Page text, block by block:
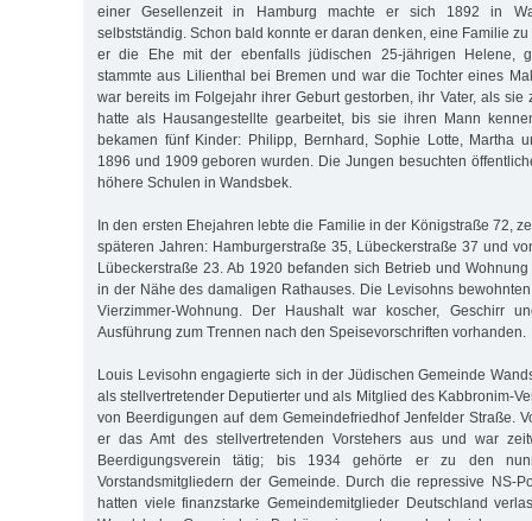
einer Gesellenzeit in Hamburg machte er sich 1892 in
selbstständig. Schon bald konnte er daran denken, eine Familie
er die Ehe mit der ebenfalls jüdischen 25-jährigen Helene,
stammte aus Lilienthal bei Bremen und war die Tochter eines
war bereits im Folgejahr ihrer Geburt gestorben, ihr Vater, als sie
hatte als Hausangestellte gearbeitet, bis sie ihren Mann
bekamen fünf Kinder: Philipp, Bernhard, Sophie Lotte, Martha
1896 und 1909 geboren wurden. Die Jungen besuchten
höhere Schulen in Wandsbek.
In den ersten Ehejahren lebte die Familie in der Königstraße 72,
späteren Jahren: Hamburgerstraße 35, Lübeckerstraße 37 und
Lübeckerstraße 23. Ab 1920 befanden sich Betrieb und
in der Nähe des damaligen Rathauses. Die Levisohns
Vierzimmer-Wohnung. Der Haushalt war koscher, Geschirr
Ausführung zum Trennen nach den Speisevorschriften vorhanden.
Louis Levisohn engagierte sich in der Jüdischen Gemeinde
als stellvertretender Deputierter und als Mitglied des Kabbronim-
von Beerdigungen auf dem Gemeindefriedhof Jenfelder Straße.
er das Amt des stellvertretenden Vorstehers aus und war
Beerdigungsverein tätig; bis 1934 gehörte er zu den
Vorstandsmitgliedern der Gemeinde. Durch die repressive NS-
hatten viele finanzstarke Gemeindemitglieder Deutschland